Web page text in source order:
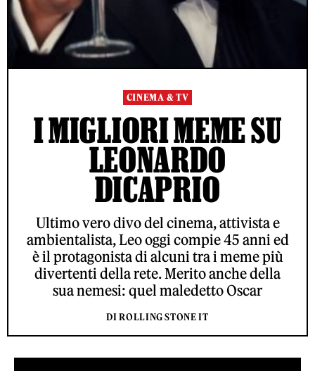
CINEMA & TV
I MIGLIORI MEME SU
LEONARDO
DICAPRIO
Ultimo vero divo del cinema, attivista e
ambientalista, Leo oggi compie 45 anni ed
è il protagonista di alcuni tra i meme più
divertenti della rete. Merito anche della
sua nemesi: quel maledetto Oscar
DI ROLLING STONE IT